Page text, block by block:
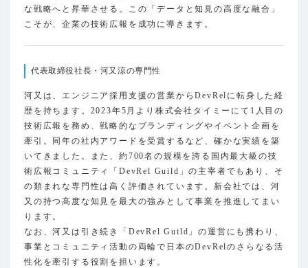
な戦略へと昇華させる。この「データと知見の高度な融合」
こそが、企業の技術広報を成功に導きます。
代表取締役社長・河又涼の専門性
河又は、エンジニア採用支援の営業からDevRelに転身した経
歴を持ちます。2023年5月より株式会社タイミーにて1人目の
技術広報を務め、戦略的なブランディングやイベント企画を
牽引。同年の社内アワードを受賞するなど、確かな実績を築
いてきました。また、約700名の規模を誇る国内最大級の技
術広報コミュニティ「DevRel Guild」の主宰者でもあり、そ
の類まれな専門性は高く評価されています。新会社では、河
又の持つ高度な知見を最大の強みとして事業を推進してまい
ります。
なお、河又は引き続き「DevRel Guild」の運営にも携わり、
事業とコミュニティ活動の両輪で日本のDevRelのさらなる活
性化を牽引する役割を担います。